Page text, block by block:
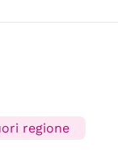
regione